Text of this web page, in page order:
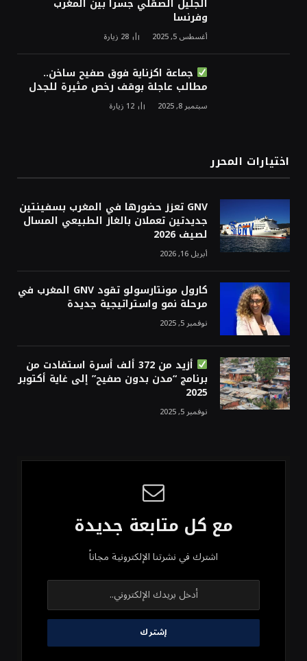
وفرنسا
أغسطس 5, 2025 28 زيارة
جماعة اكزناية فوق صفيح ساخن..
مطالب عاجلة بوقف رخص مثيرة للجدل
سبتمبر 8, 2025 12 زيارة
اختيارات المحرر
GNV تعزز حضورها في المغرب بسفينتين
جديدتين تعملان بالغاز الطبيعي المسال
لصيف 2026
أبريل 16, 2026
كارول مونتارسولو تقود GNV المغرب في
مرحلة نمو واستراتيجية جديدة
نوفمبر 5, 2025
أزيد من 372 ألف أسرة استفادت من
برنامج “مدن بدون صفيح” إلى غاية أكتوبر
2025
نوفمبر 5, 2025
مع كل متابعة جديدة
اشترك في نشرتنا الإلكترونية مجاناً